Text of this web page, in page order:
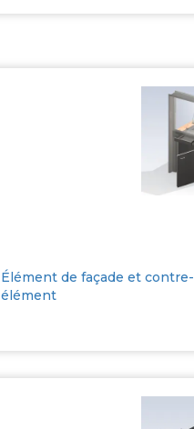
Élément de façade et contre-
élément